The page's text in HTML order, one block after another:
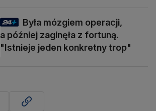
Była mózgiem operacji,
a później zaginęła z fortuną.
"Istnieje jeden konkretny trop"